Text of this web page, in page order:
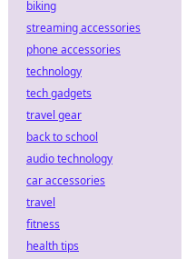
biking
streaming accessories
phone accessories
technology
tech gadgets
travel gear
back to school
audio technology
car accessories
travel
fitness
health tips